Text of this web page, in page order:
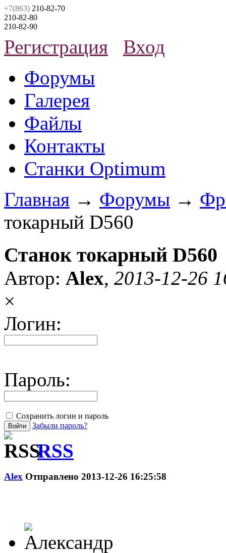
+7(863) 210-82-70
210-82-80
210-82-90
Регистрация
Вход
Форумы
Галерея
Файлы
Контакты
Станки Optimum
Главная → Форумы →
токарный D560
Станок токарный D560
Автор: Alex, 2013-12-26
×
Логин:
Пароль:
Сохранить логин и пароль
Забыли пароль?
RSS
Alex Отправлено 2013-12-26 16:25:58